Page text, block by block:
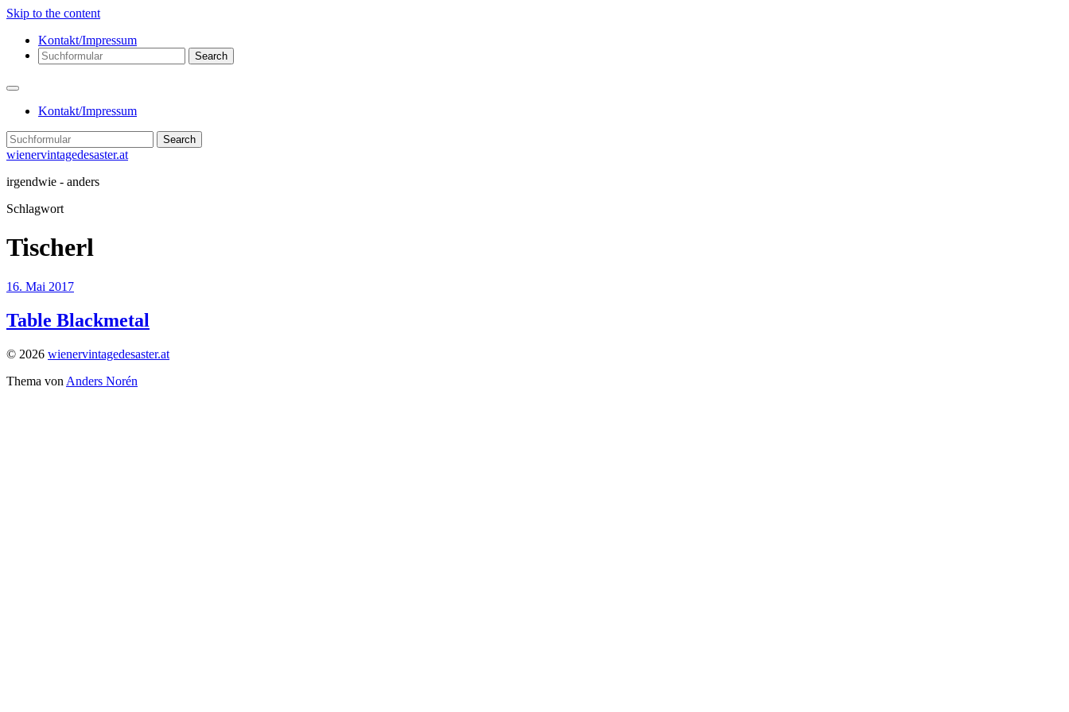
Skip to the content
Kontakt/Impressum
Search
Kontakt/Impressum
Search
wienervintagedesaster.at
irgendwie - anders
Schlagwort
Tischerl
16. Mai 2017
Table Blackmetal
© 2026 wienervintagedesaster.at
Thema von Anders Norén